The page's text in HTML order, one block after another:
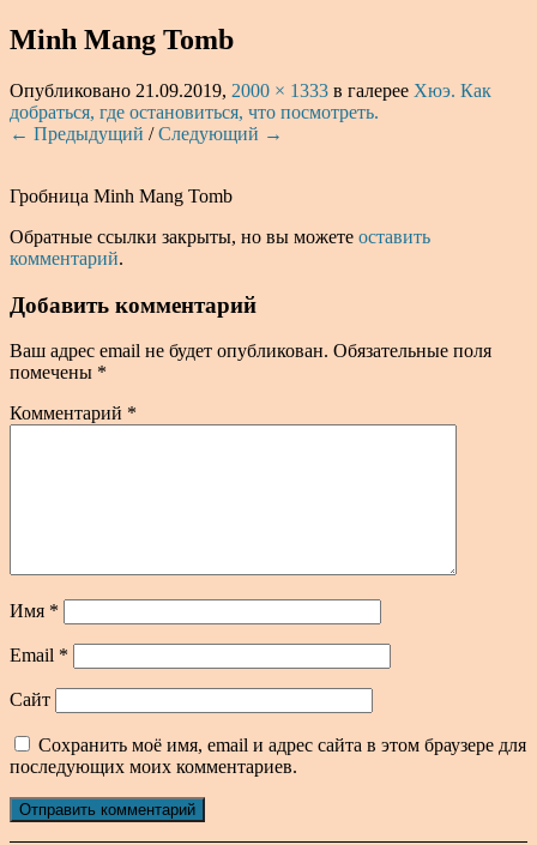
Minh Mang Tomb
Опубликовано 21.09.2019, 2000 × 1333 в галерее Хюэ. Как
добраться, где остановиться, что посмотреть.
← Предыдущий /Следующий →
Гробница Minh Mang Tomb
Обратные ссылки закрыты, но вы можете оставить
комментарий.
Добавить комментарий
Ваш адрес email не будет опубликован. Обязательные поля
помечены *
Комментарий *
Имя *
Email *
Сайт
Сохранить моё имя, email и адрес сайта в этом браузере для
последующих моих комментариев.